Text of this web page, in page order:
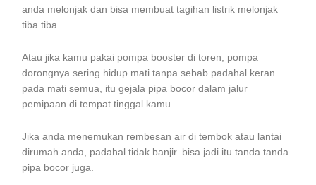
anda melonjak dan bisa membuat tagihan listrik melonjak
tiba tiba.
Atau jika kamu pakai pompa booster di toren, pompa
dorongnya sering hidup mati tanpa sebab padahal keran
pada mati semua, itu gejala pipa bocor dalam jalur
pemipaan di tempat tinggal kamu.
Jika anda menemukan rembesan air di tembok atau lantai
dirumah anda, padahal tidak banjir. bisa jadi itu tanda tanda
pipa bocor juga.